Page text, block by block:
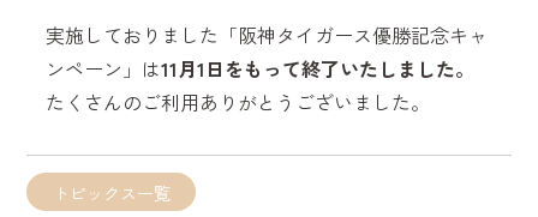
実施しておりました「阪神タイガース優勝記念キャ
ンペーン」は11月1日をもって終了いたしました。
たくさんのご利用ありがとうございました。
トピックス一覧